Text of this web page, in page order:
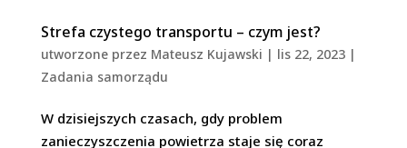
Strefa czystego transportu – czym jest?
utworzone przez Mateusz Kujawski | lis 22, 2023|
Zadania samorządu
W dzisiejszych czasach, gdy problem
zanieczyszczenia powietrza staje się coraz